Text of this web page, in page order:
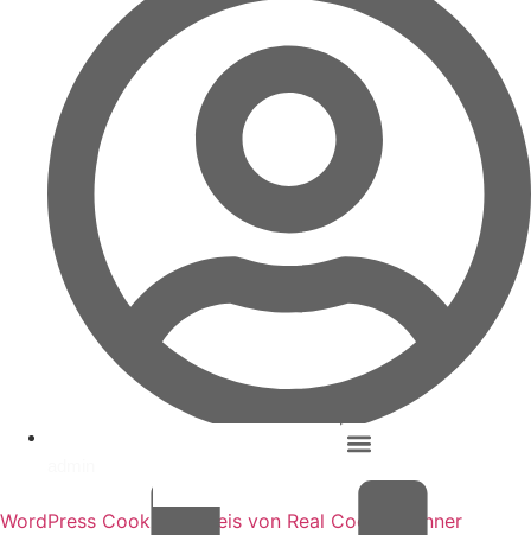
WordPress Cookie Hinweis von Real Cookie Banner